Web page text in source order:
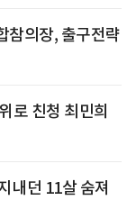
참의장, 출구전략
로 친청 최민희
내던 11살 숨져